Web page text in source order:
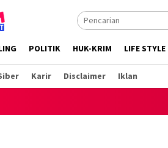
POLITIK HUK-KRIM LIFE STYLE
Karir Disclaimer Iklan